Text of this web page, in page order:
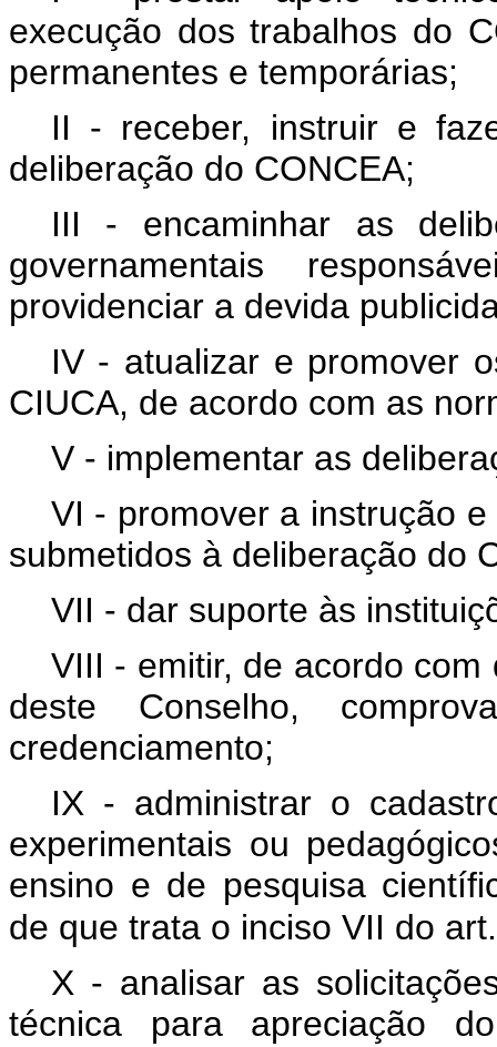
execução dos trabalhos do
permanentes e temporárias;
II - receber, instruir e
deliberação do CONCEA;
III - encaminhar as
governamentais
providenciar a devida
IV - atualizar e promover
CIUCA, de acordo com as
V - implementar as
VI - promover a instrução
submetidos à deliberação do
VII - dar suporte às
VIII - emitir, de acordo
deste Conselho,
credenciamento;
IX - administrar o
experimentais ou
ensino e de pesquisa
de que trata o inciso VII do
X - analisar as
técnica para apreciação